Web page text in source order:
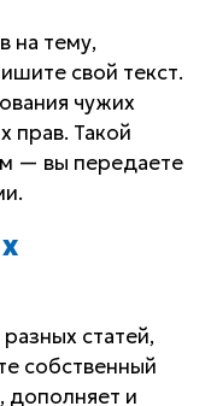
на тему,
свой текст.
чужих
прав. Такой
— вы передаете
статей,
собственный
дополняет и